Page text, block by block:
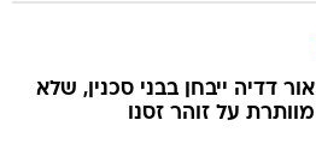
אור דדיה ייבחן בבני סכנין, שלא
מוותרת על זוהר זסנו